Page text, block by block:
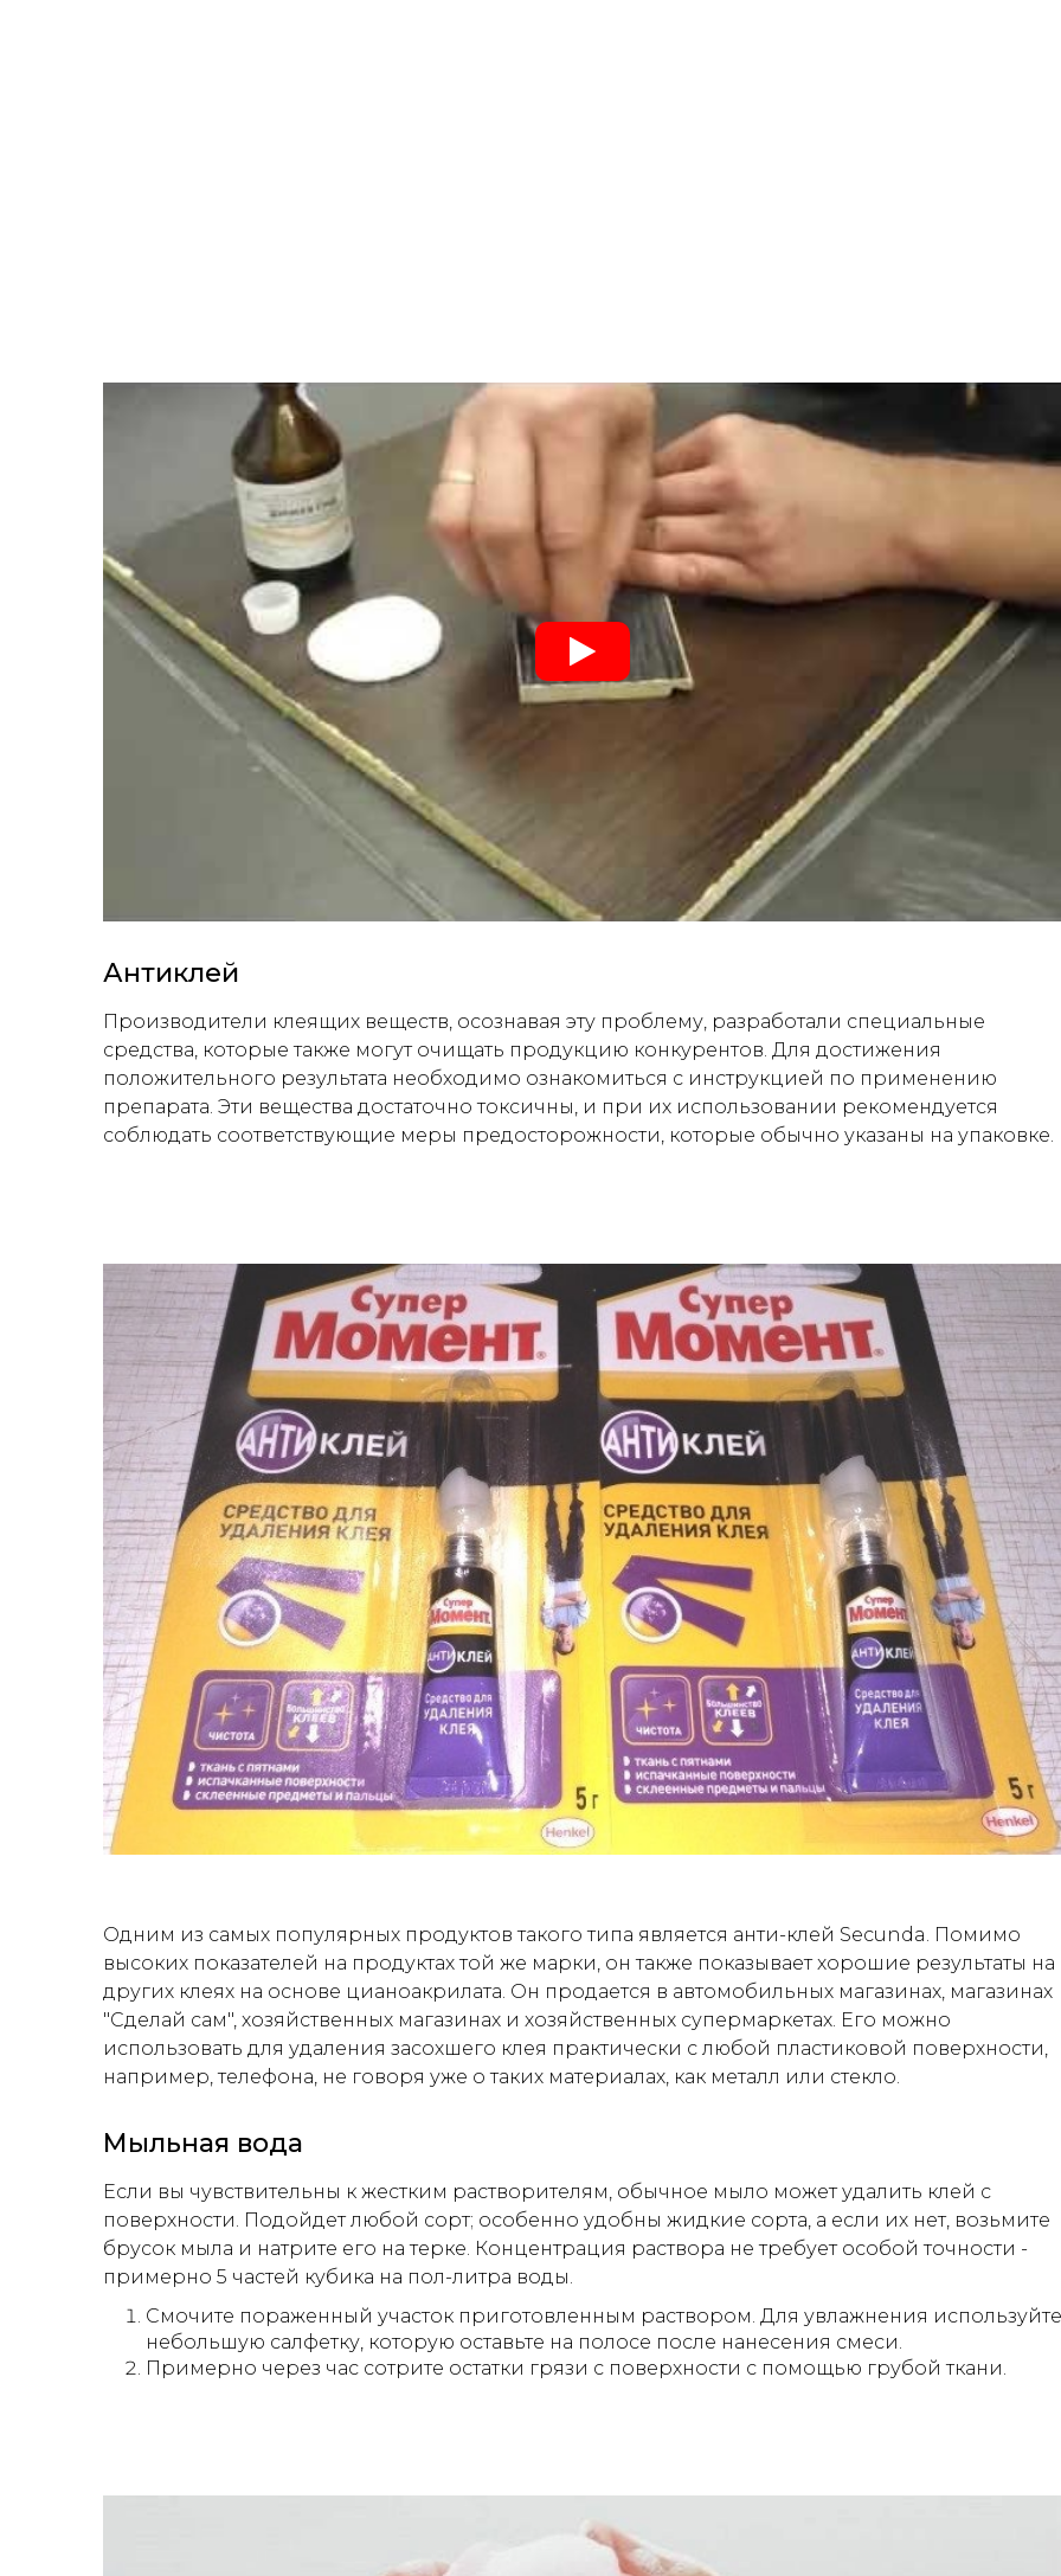
Антиклей
Производители клеящих веществ, осознавая эту проблему, разработали специальные
средства, которые также могут очищать продукцию конкурентов. Для достижения
положительного результата необходимо ознакомиться с инструкцией по применению
препарата. Эти вещества достаточно токсичны, и при их использовании рекомендуется
соблюдать соответствующие меры предосторожности, которые обычно указаны на упаковке.
Одним из самых популярных продуктов такого типа является анти-клей Secunda. Помимо
высоких показателей на продуктах той же марки, он также показывает хорошие результаты на
других клеях на основе цианоакрилата. Он продается в автомобильных магазинах, магазинах
"Сделай сам", хозяйственных магазинах и хозяйственных супермаркетах. Его можно
использовать для удаления засохшего клея практически с любой пластиковой поверхности,
например, телефона, не говоря уже о таких материалах, как металл или стекло.
Мыльная вода
Если вы чувствительны к жестким растворителям, обычное мыло может удалить клей с
поверхности. Подойдет любой сорт; особенно удобны жидкие сорта, а если их нет, возьмите
брусок мыла и натрите его на терке. Концентрация раствора не требует особой точности -
примерно 5 частей кубика на пол-литра воды.
Смочите пораженный участок приготовленным раствором. Для увлажнения используйте
небольшую салфетку, которую оставьте на полосе после нанесения смеси.
Примерно через час сотрите остатки грязи с поверхности с помощью грубой ткани.